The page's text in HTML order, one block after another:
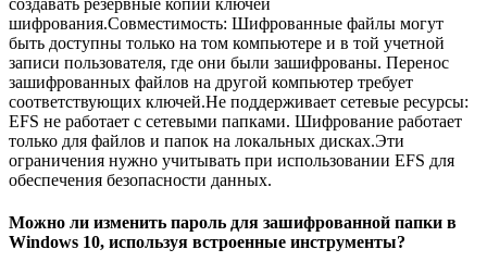
создавать резервные копии ключей
шифрования.Совместимость: Шифрованные файлы могут
быть доступны только на том компьютере и в той учетной
записи пользователя, где они были зашифрованы. Перенос
зашифрованных файлов на другой компьютер требует
соответствующих ключей.Не поддерживает сетевые ресурсы:
EFS не работает с сетевыми папками. Шифрование работает
только для файлов и папок на локальных дисках.Эти
ограничения нужно учитывать при использовании EFS для
обеспечения безопасности данных.
Можно ли изменить пароль для зашифрованной папки в
Windows 10, используя встроенные инструменты?